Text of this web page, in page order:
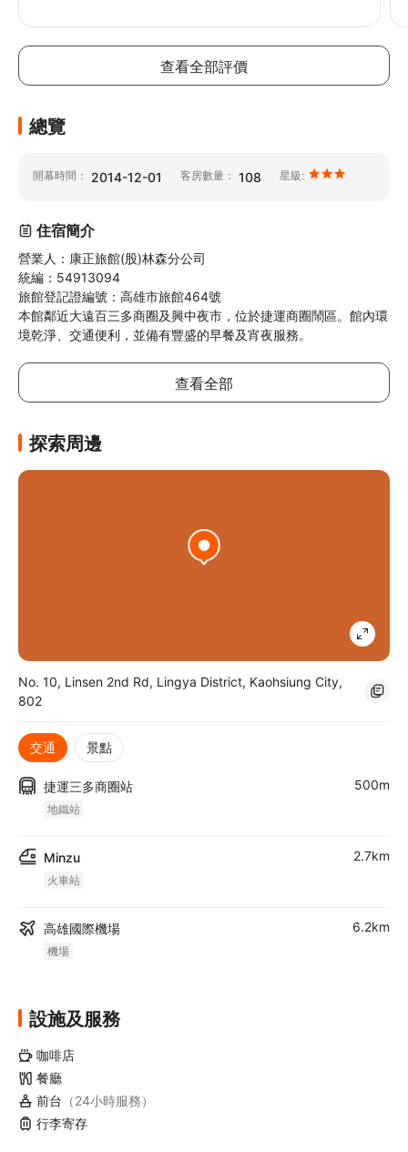
查看全部評價
總覽
開幕時間： 2014-12-01 客房數量： 108 星級:
住宿簡介
營業人：康正旅館(股)林森分公司
統編：54913094
旅館登記證編號：高雄市旅館464號
本館鄰近大遠百三多商圈及興中夜市，位於捷運商圈鬧區。館內環
境乾淨、交通便利，並備有豐盛的早餐及宵夜服務。
查看全部
探索周邊
No. 10, Linsen 2nd Rd, Lingya District, Kaohsiung City,
802
交通 景點
捷運三多商圈站
地鐵站
500m
Minzu
火車站
2.7km
高雄國際機場
機場
6.2km
設施及服務
咖啡店
餐廳
前台 （24小時服務）
行李寄存